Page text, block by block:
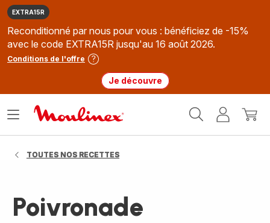
EXTRA15R
Reconditionné par nous pour vous : bénéficiez de -15%
avec le code EXTRA15R jusqu'au 16 août 2026.
Conditions de l'offre
Je découvre
MonMon
Ouvrir
TOUTES NOS RECETTES
Poivronade